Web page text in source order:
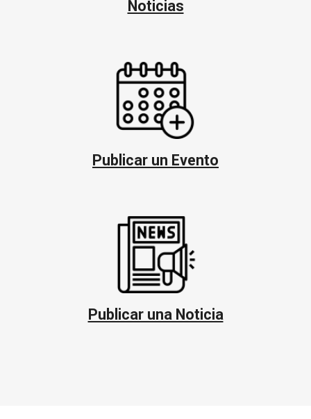
Noticias
Publicar un Evento
Publicar una Noticia